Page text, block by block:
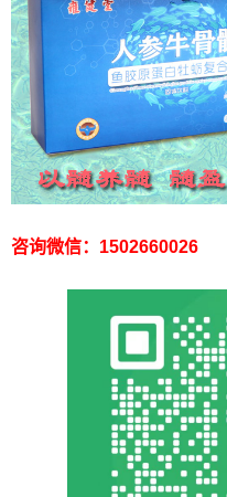
咨询微信：1502660026